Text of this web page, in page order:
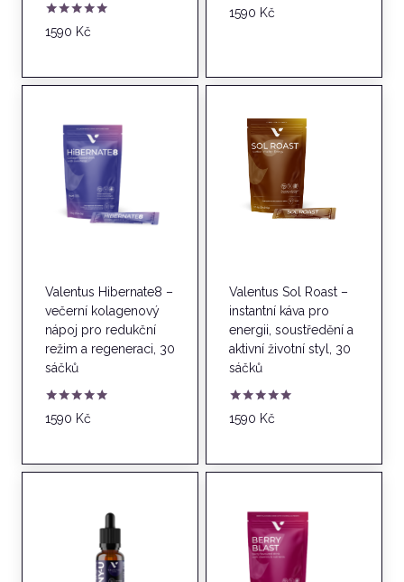
Hodnocení
4.86
1590 Kč
Hodnocení
5.00
1590 Kč
Valentus Hibernate8 –
večerní kolagenový
nápoj pro redukční
režim a regeneraci, 30
sáčků
Hodnocení
4.83
1590 Kč
Valentus Sol Roast –
instantní káva pro
energii, soustředění a
aktivní životní styl, 30
sáčků
Hodnocení
5.00
1590 Kč